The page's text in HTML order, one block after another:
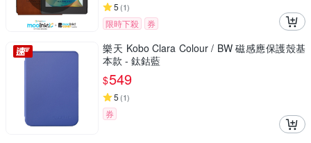
5 (1)
限時下殺 券
樂天 Kobo Clara Colour / BW 磁感應保護殼基
本款 - 鈦鈷藍
$549
5 (1)
券